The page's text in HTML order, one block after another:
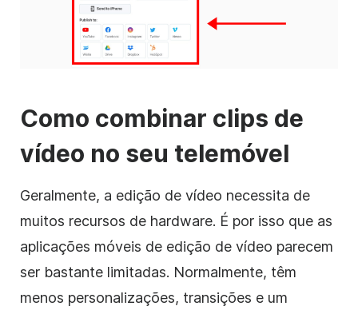
Como combinar clips de
vídeo no seu telemóvel
Geralmente, a edição de vídeo necessita de
muitos recursos de hardware. É por isso que as
aplicações móveis de edição de vídeo parecem
ser bastante limitadas. Normalmente, têm
menos personalizações, transições e um